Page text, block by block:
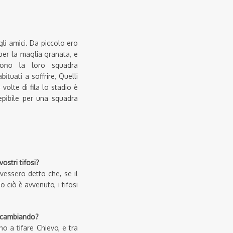
amici. Da piccolo ero
la maglia granata, e
la loro squadra
a soffrire, Quelli
volte di fila lo stadio è
per una squadra
tifosi?
detto che, se il
ciò è avvenuto, i tifosi
a tifare Chievo, e tra